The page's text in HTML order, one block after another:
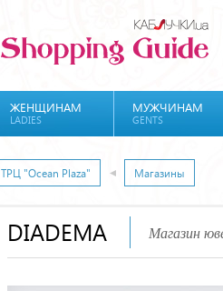
ЖЕНЩИНАМ
LADIES
МУЖЧИНАМ
GENTS
ТРЦ "Ocean Plaza" Магазины
DIADEMA Магазин